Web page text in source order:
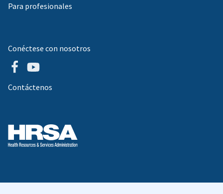
Para profesionales
Conéctese con nosotros
Contáctenos